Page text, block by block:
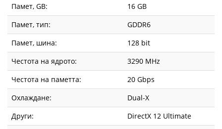
Памет, GB:
16 GB
Памет, тип:
GDDR6
Памет, шина:
128 bit
Честота на ядрото:
3290 MHz
Честота на паметта:
20 Gbps
Охлаждане:
Dual-X
Други:
DirectX 12 Ultimate